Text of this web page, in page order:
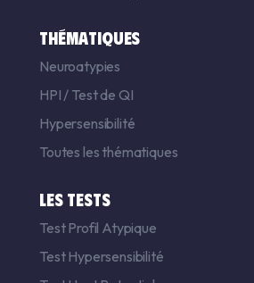
THÉMATIQUES
Neuroatypies
HPI / Test de QI
Hypersensibilité
Toutes les thématiques
LES TESTS
Test Profil Atypique
Test Hypersensibilité